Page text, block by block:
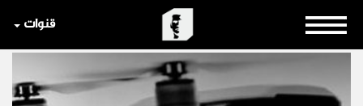
قنوات